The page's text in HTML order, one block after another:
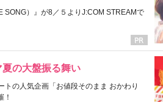
SONG）』が8／５よりJ:COM STREAMで
の大盤振る舞い
の人気企画「お値段そのまま おかわり
！